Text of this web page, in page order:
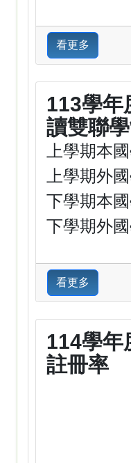
看更多
113學年
讀雙聯
上學期本
上學期外
下學期本
下學期外
看更多
114學年
註冊率